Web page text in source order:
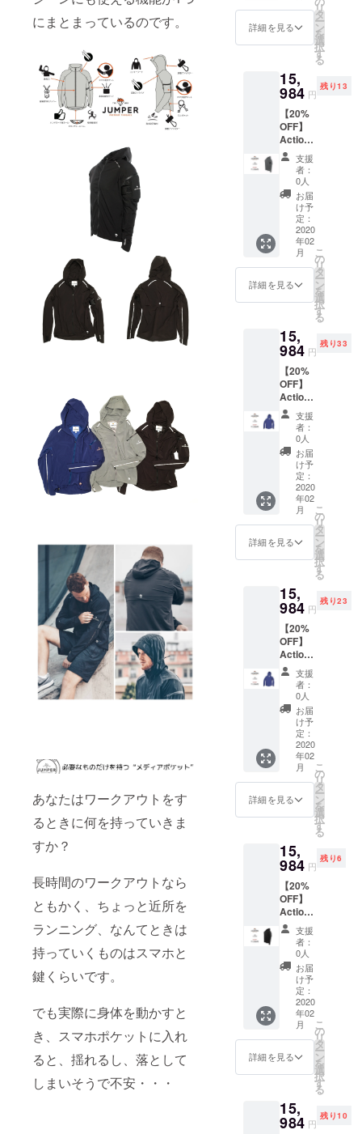
にまとまっているのです。
あなたはワークアウトをす
るときに何を持っていきま
すか？
長時間のワークアウトなら
ともかく、ちょっと近所を
ランニング、なんてときは
持っていくものはスマホと
鍵くらいです。
でも実際に身体を動かすと
き、スマホポケットに入れ
ると、揺れるし、落として
しまいそうで不安・・・
詳細を見る
リ
タ
ー
ン
を
選
択
す
る
15,
984 円
残り13
【20%
OFF】
Action
Jacket
×１ Mサ
ズ/Gray
支援
者：
0人
お届
け予
定：
2020
年02
月
詳細を見る
こ
の
リ
タ
ー
ン
を
選
択
す
る
15,
984 円
残り33
【20%
OFF】
Action
Jacket
×１ Mサ
ズ/Navy
支援
者：
0人
お届
け予
定：
2020
年02
月
詳細を見る
こ
の
リ
タ
ー
ン
を
選
択
す
る
15,
984 円
残り23
【20%
OFF】
Action
Jacket
×１ Lサ
ズ/Navy
支援
者：
0人
お届
け予
定：
2020
年02
月
詳細を見る
こ
の
リ
タ
ー
ン
を
選
択
す
る
15,
984 円
残り6
【20%
OFF】
Action
Jacket
×１ Lサ
ズ/Blac
支援
者：
0人
お届
け予
定：
2020
年02
月
詳細を見る
こ
の
リ
タ
ー
ン
を
選
択
す
る
15,
984 円
残り10